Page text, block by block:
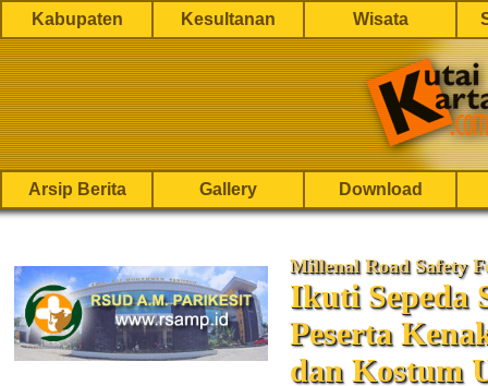
Kabupaten Kesultanan Wisata
Arsip Berita Gallery Download
Millenal Road Safety
Ikuti Sepeda
Peserta
dan Kostum